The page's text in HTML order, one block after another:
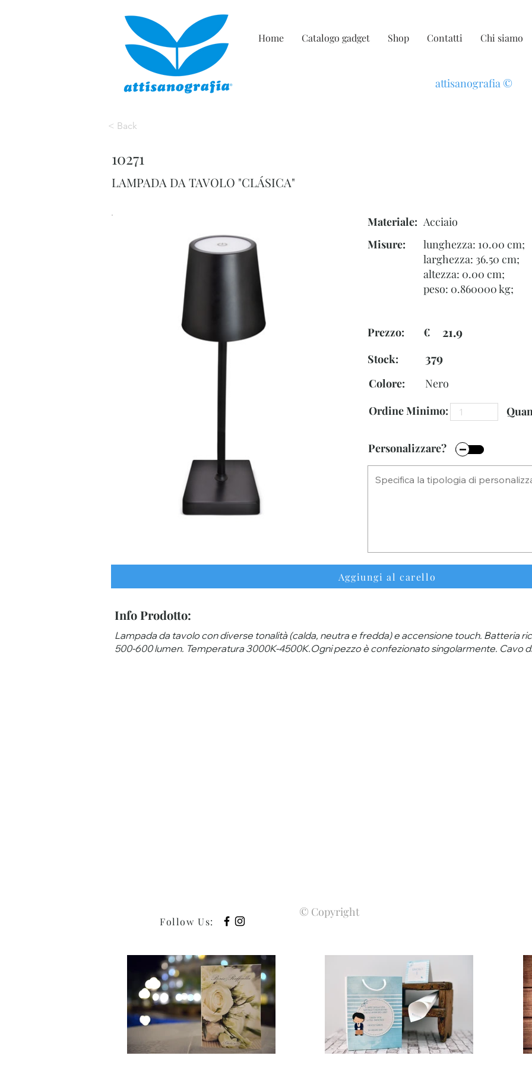
Home Catalogo gadget Shop Contatti Chi siamo
attisanografia ©
< Back
10271
LAMPADA DA TAVOLO "CLÁSICA"
Materiale: Acciaio
Misure:
lunghezza: 10.00 cm;
larghezza: 36.50 cm;
altezza: 0.00 cm;
peso: 0.860000 kg;
Prezzo: € 21.9
Stock: 379
Nero
Colore:
Ordine Minimo:
Personalizzare?
Aggiungi al carello
Info Prodotto:
Lampada da tavolo con diverse tonalità (calda, neutra e fredda) e accensione touch. Batteria
500-600 lumen. Temperatura 3000K-4500K.Ogni pezzo è confezionato singolarmente. Cavo
Follow Us:
© Copyright